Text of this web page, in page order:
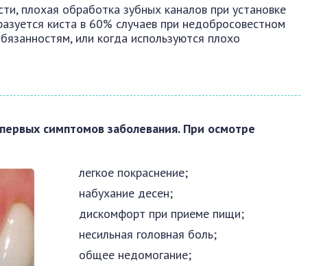
плохая обработка зубных каналов при установке
киста в 60% случаев при недобросовестном
или когда используются плохо
симптомов заболевания. При осмотре
легкое покраснение;
набухание десен;
дискомфорт при приеме пищи;
несильная головная боль;
общее недомогание;